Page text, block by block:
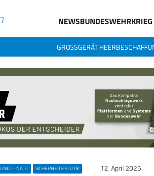
NEWSBUNDESWEHR
GROSSGERÄT HEER
– NATO SICHERHEITSPOLITIK 12. April 2025